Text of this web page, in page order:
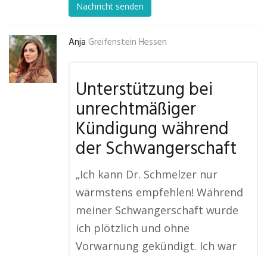
Nachricht senden
Anja Greifenstein Hessen
Unterstützung bei
unrechtmäßiger
Kündigung während
der Schwangerschaft
„Ich kann Dr. Schmelzer nur
wärmstens empfehlen! Während
meiner Schwangerschaft wurde
ich plötzlich und ohne
Vorwarnung gekündigt. Ich war